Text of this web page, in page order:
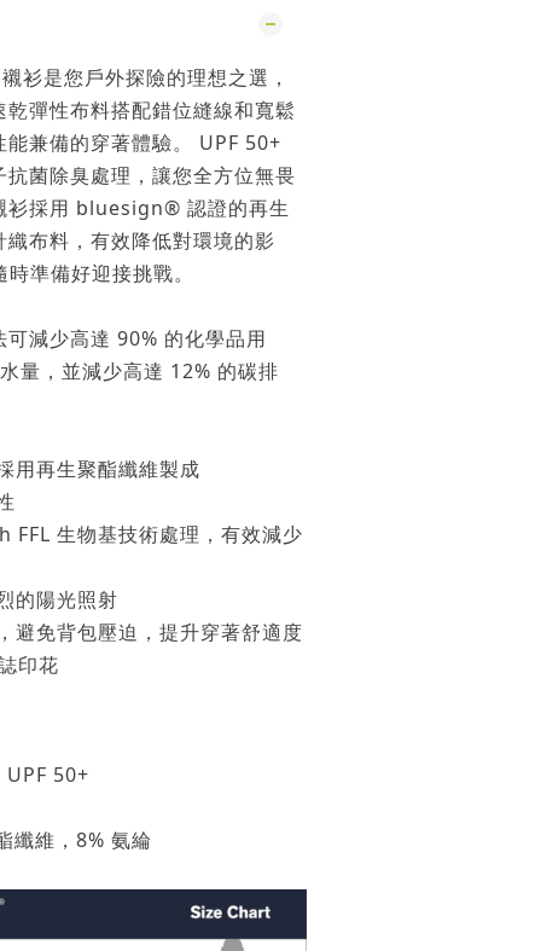
衫是您戶外探險的理想之選，
彈性布料搭配錯位縫線和寬鬆
兼備的穿著體驗。 UPF 50+
菌除臭處理，讓您全方位無畏
衫採用 bluesign® 認證的再生
布料，有效降低對環境的影
準備好迎接挑戰。
減少高達 90% 的化學品用
量，並減少高達 12% 的碳排
用再生聚酯纖維製成
FFL 生物基技術處理，有效減少
的陽光照射
避免背包壓迫，提升穿著舒適度
印花
UPF 50+
纖維，8% 氨綸